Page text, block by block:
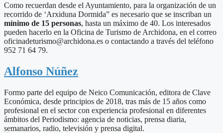
Como recuerdan desde el Ayuntamiento, para la organización de un
recorrido de ‘Arxiduna Dormida” es necesario que se inscriban un
mínimo de 15 personas, hasta un máximo de 40. Los interesados
pueden hacerlo en la Oficina de Turismo de Archidona, en el correo
oficinadeturismo@archidona.es o contactando a través del teléfono
952 71 64 79.
Alfonso Núñez
Formo parte del equipo de Neico Comunicación, editora de Clave
Económica, desde principios de 2018, tras más de 15 años como
profesional en el sector con experiencia profesional en diferentes
ámbitos del Periodismo: agencia de noticias, prensa diaria,
semanarios, radio, televisión y prensa digital.